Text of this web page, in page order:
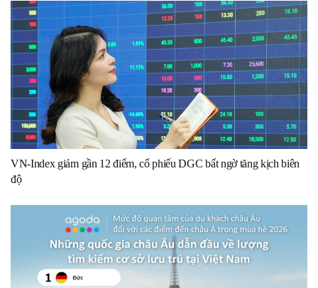
VN-Index giảm gần 12 điểm, cổ phiếu DGC bất ngờ tăng kịch biên
độ